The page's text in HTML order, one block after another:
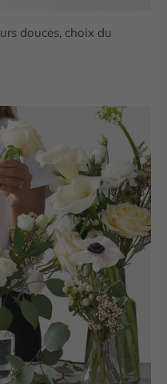
douces, choix du